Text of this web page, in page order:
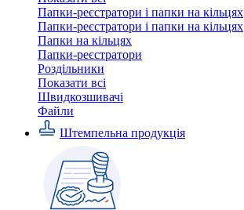
Папки-реєстратори і папки на кільцях
Папки-реєстратори і папки на кільцях
Папки на кільцях
Папки-реєстратори
Роздільники
Показати всі
Швидкозшивачi
Файли
Штемпельна продукція